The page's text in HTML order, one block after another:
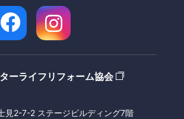
ーライフリフォーム協会
見2-7-2 ステージビルディング7階